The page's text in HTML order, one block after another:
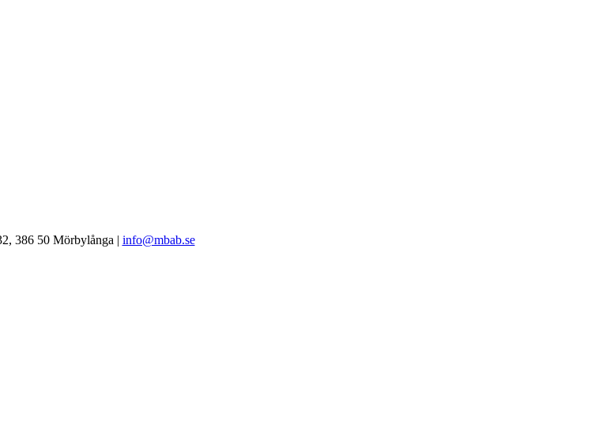
386 50 Mörbylånga | info@mbab.se